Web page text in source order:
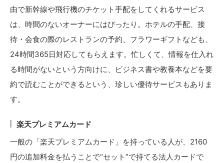
由で新幹線や飛行機のチケット手配をしてくれるサービス
は、時間のないオーナーにはぴったり。ホテルの手配、接
待・会食の際のレストランの予約、フラワーギフトなども、
24時間365日対応してもらえます。忙しくて、情報を仕入れ
る時間がないという方向けに、ビジネス書や教養本などを要
約で読むことができるという、珍しい優待サービスもありま
す。
楽天プレミアムカード
一般の「楽天プレミアムカード」を持っている人が、2160
円の追加料金を払うことで“セット”で持てる法人カードで